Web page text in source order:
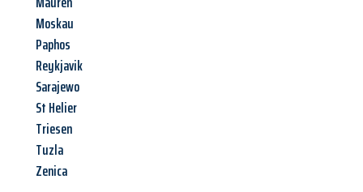
Moskau
Paphos
Reykjavik
Sarajewo
St Helier
Triesen
Tuzla
Zenica